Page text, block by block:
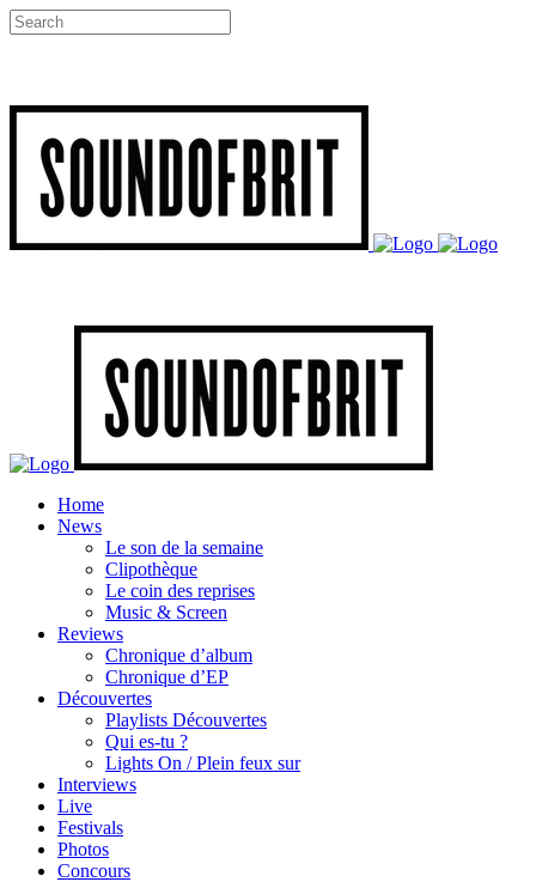
Home
News
Le son de la semaine
Clipothèque
Le coin des reprises
Music & Screen
Reviews
Chronique d’album
Chronique d’EP
Découvertes
Playlists Découvertes
Qui es-tu ?
Lights On / Plein feux sur
Interviews
Live
Festivals
Photos
Concours